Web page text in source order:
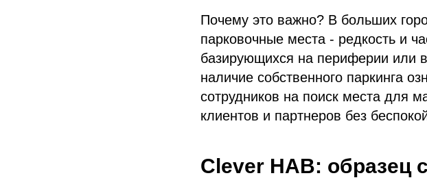
Почему это важно? В больших
парковочные места - редкость и
базирующихся на периферии или
наличие собственного паркинга
сотрудников на поиск места для
клиентов и партнеров без
Clever HAB: образец